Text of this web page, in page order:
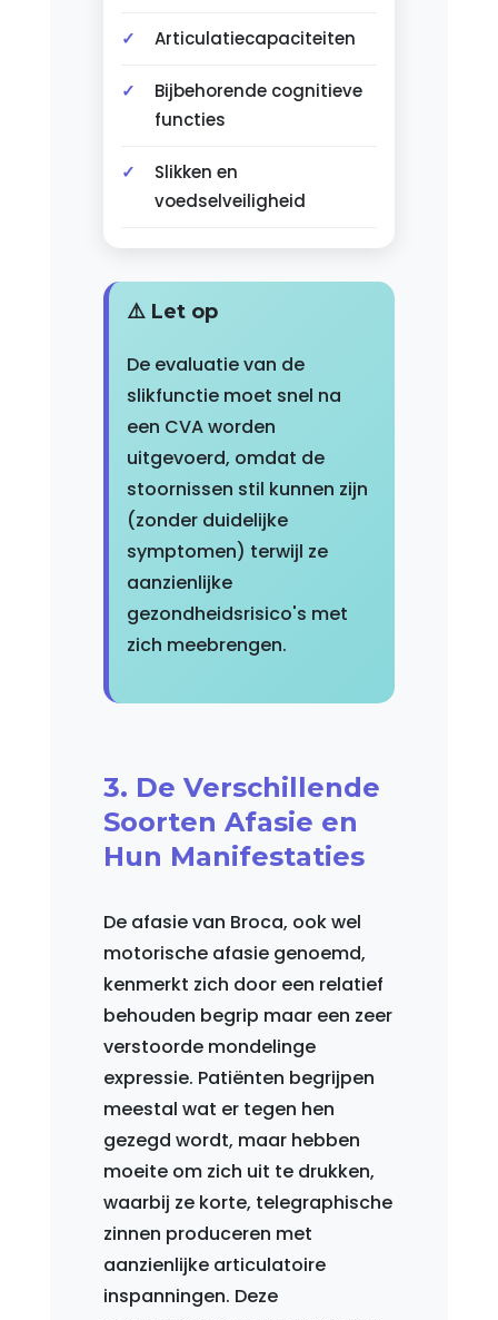
Articulatiecapaciteiten
Bijbehorende cognitieve
functies
Slikken en
voedselveiligheid
⚠️ Let op
De evaluatie van de
slikfunctie moet snel na
een CVA worden
uitgevoerd, omdat de
stoornissen stil kunnen zijn
(zonder duidelijke
symptomen) terwijl ze
aanzienlijke
gezondheidsrisico's met
zich meebrengen.
3. De Verschillende
Soorten Afasie en
Hun Manifestaties
De afasie van Broca, ook wel
motorische afasie genoemd,
kenmerkt zich door een relatief
behouden begrip maar een zeer
verstoorde mondelinge
expressie. Patiënten begrijpen
meestal wat er tegen hen
gezegd wordt, maar hebben
moeite om zich uit te drukken,
waarbij ze korte, telegraphische
zinnen produceren met
aanzienlijke articulatoire
inspanningen. Deze